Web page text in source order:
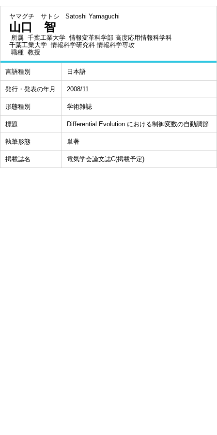
ヤマグチ サトシ Satoshi Yamaguchi
山口 智
所属 千葉工業大学 情報変革科学部 高度応用情報科学科
千葉工業大学 情報科学研究科 情報科学専攻
職種 教授
言語種別 日本語
発行・発表の年月 2008/11
形態種別 学術雑誌
標題 Differential Evolution における制御変数の自動調節
執筆形態 単著
掲載誌名 電気学会論文誌C(掲載予定)